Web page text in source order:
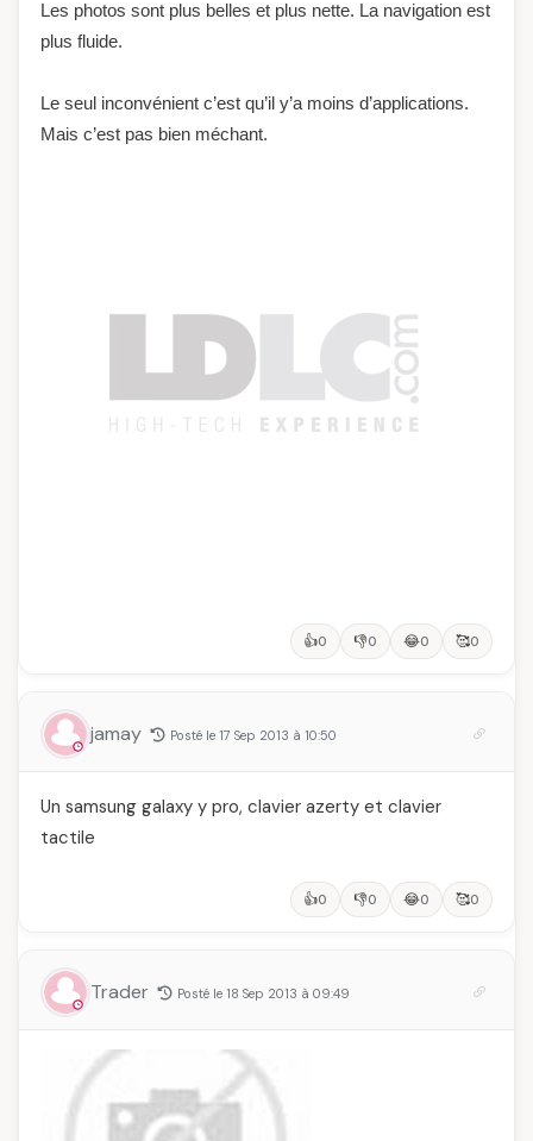
Les photos sont plus belles et plus nette. La navigation est
plus fluide.
Le seul inconvénient c’est qu’il y’a moins d’applications.
Mais c’est pas bien méchant.
👍0 👎0 😂0 🥰0
jamay Posté le 17 Sep 2013 à 10:50
Un samsung galaxy y pro, clavier azerty et clavier
tactile
👍0 👎0 😂0 🥰0
Trader Posté le 18 Sep 2013 à 09:49